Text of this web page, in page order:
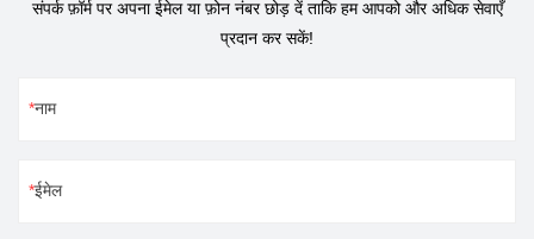
संपर्क फ़ॉर्म पर अपना ईमेल या फ़ोन नंबर छोड़ दें ताकि हम आपको और अधिक सेवाएँ
प्रदान कर सकें!
नाम
ईमेल